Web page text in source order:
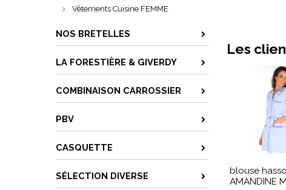
Vêtements Cuisine FEMME
NOS BRETELLES
LA FORESTIÈRE & GIVERDY
COMBINAISON CARROSSIER
PBV
CASQUETTE
SÉLECTION DIVERSE
Les
blouse
AMANDINE